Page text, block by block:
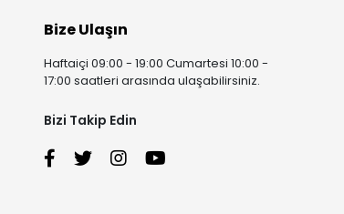
Bize Ulaşın
Haftaiçi 09:00 - 19:00 Cumartesi 10:00 -
17:00 saatleri arasında ulaşabilirsiniz.
Bizi Takip Edin